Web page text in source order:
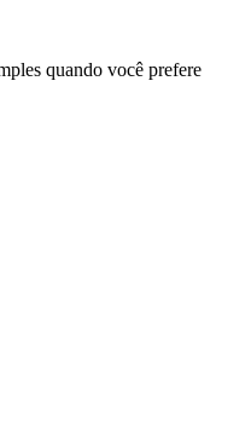
quando você prefere